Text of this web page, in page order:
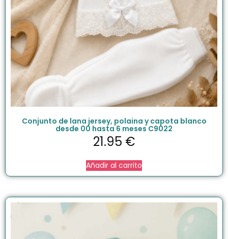
Conjunto de lana jersey, polaina y capota blanco
desde 00 hasta 6 meses C9022
21.95 €
Añadir al carrito